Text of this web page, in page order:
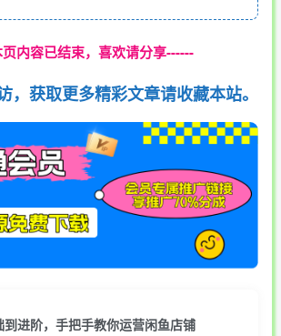
内容已结束，喜欢请分享------
，获取更多精彩文章请收藏本站。
进阶，手把手教你运营闲鱼店铺